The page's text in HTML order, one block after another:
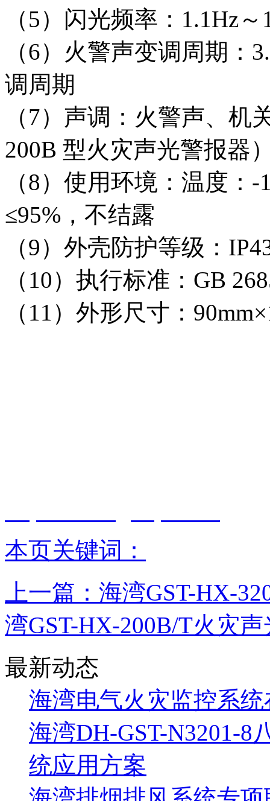
（5）闪光频率：1.1Hz
（6）火警声变调周期：
调周期
（7）声调：火警声、机
200B 型火灾声光警报器
（8）使用环境：温
≤95%，不结露
（9）外壳防护等级：
（10）执行标准：GB
（11）外形尺寸：
本页关键词：
上一篇： 海湾GST-HX-
湾GST-HX-200B/T火灾
最新动态
海湾电气火灾监控系
海湾DH-GST-N3201-8
统应用方案